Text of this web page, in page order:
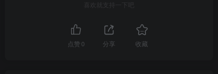
喜欢就支持一下吧
点赞 0 分享 收藏